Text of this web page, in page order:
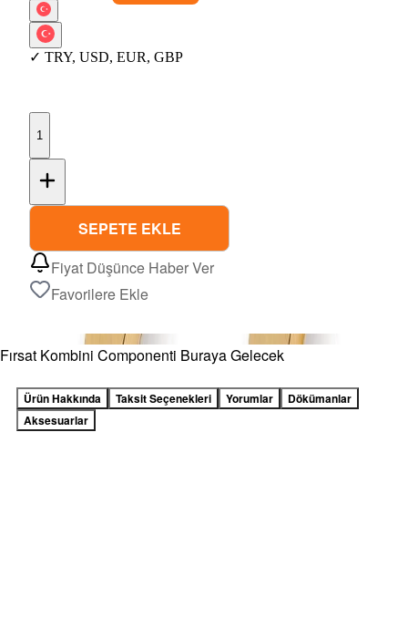
✓ TRY, USD, EUR, GBP
1
SEPETE EKLE
Fiyat Düşünce Haber Ver
Favorilere Ekle
Fırsat Kombini Componenti Buraya Gelecek
Ürün Hakkında Taksit Seçenekleri Yorumlar
Dökümanlar
Aksesuarlar